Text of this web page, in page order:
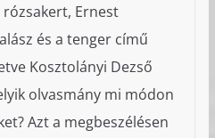
Ernest
és a tenger című
Kosztolányi Dezső
olvasmány mi módon
Azt a megbeszélésen